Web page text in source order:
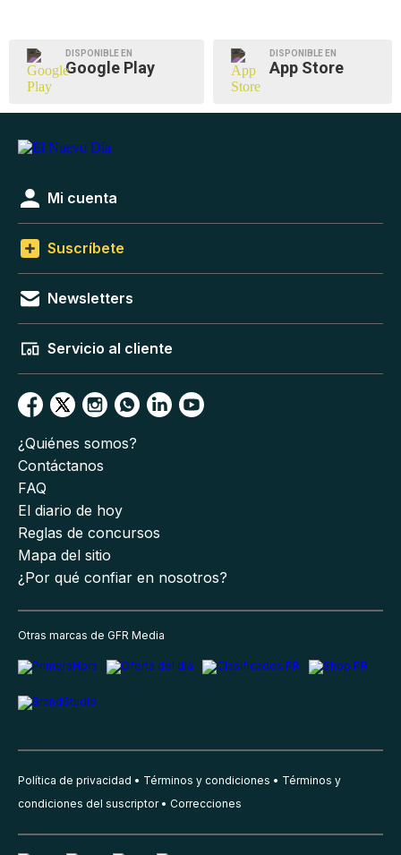
DISPONIBLE EN
Google Play
DISPONIBLE EN
App Store
Mi cuenta
Suscríbete
Newsletters
Servicio al cliente
¿Quiénes somos?
Contáctanos
FAQ
El diario de hoy
Reglas de concursos
Mapa del sitio
¿Por qué confiar en nosotros?
Otras marcas de GFR Media
Política de privacidad Términos y condiciones
Términos y
condiciones del suscriptor
Correcciones